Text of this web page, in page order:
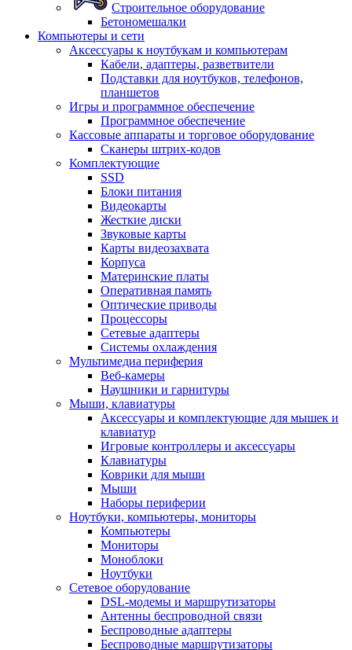
Строительное оборудование
Бетономешалки
Компьютеры и сети
Аксессуары к ноутбукам и компьютерам
Кабели, адаптеры, разветвители
Подставки для ноутбуков, телефонов,
планшетов
Игры и программное обеспечение
Программное обеспечение
Кассовые аппараты и торговое оборудование
Сканеры штрих-кодов
Комплектующие
SSD
Блоки питания
Видеокарты
Жесткие диски
Звуковые карты
Карты видеозахвата
Корпуса
Материнские платы
Оперативная память
Оптические приводы
Процессоры
Сетевые адаптеры
Системы охлаждения
Мультимедиа периферия
Веб-камеры
Наушники и гарнитуры
Мыши, клавиатуры
Аксессуары и комплектующие для мышек и
клавиатур
Игровые контроллеры и аксессуары
Клавиатуры
Коврики для мыши
Мыши
Наборы периферии
Ноутбуки, компьютеры, мониторы
Компьютеры
Мониторы
Моноблоки
Ноутбуки
Сетевое оборудование
DSL-модемы и маршрутизаторы
Антенны беспроводной связи
Беспроводные адаптеры
Беспроводные маршрутизаторы